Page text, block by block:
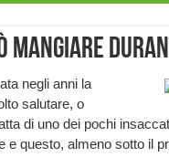
mangiare
negli anni la
salutare, o
di uno dei pochi
e questo, almeno sotto il